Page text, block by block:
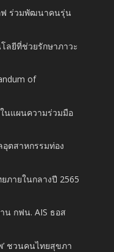
ฟ ร่วมพัฒนาคนรุ่น
ลยีที่ช่วยรักษาภาวะ
of
นแผนความร่วมมือ
ตสาหกรรมท่อง
ภายในกลางปี 2565
น กฟน. AIS ธอส
’ ชวนคนไทยสุขภา